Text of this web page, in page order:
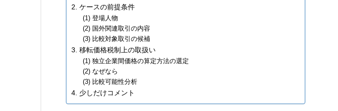
2. ケースの前提条件
(1) 登場人物
(2) 国外関連取引の内容
(3) 比較対象取引の候補
3. 移転価格税制上の取扱い
(1) 独立企業間価格の算定方法の選定
(2) なぜなら
(3) 比較可能性分析
4. 少しだけコメント